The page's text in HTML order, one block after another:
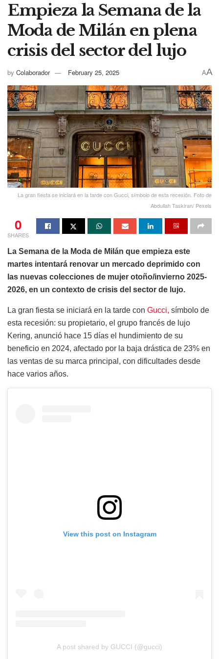
Empieza la Semana de la
Moda de Milán en plena
crisis del sector del lujo
by Colaborador February 25, 2025 AA
La gran fiesta se iniciará en la tarde con Gucci, símbolo de esta recesión. Foto de
Abdullah Taskiran/ Pexels
0
SHARES
La Semana de la Moda de Milán que empieza este
martes intentará renovar un mercado deprimido con
las nuevas colecciones de mujer otoño/invierno 2025-
2026, en un contexto de crisis del sector de lujo.
La gran fiesta se iniciará en la tarde con Gucci, símbolo de
esta recesión: su propietario, el grupo francés de lujo
Kering, anunció hace 15 días el hundimiento de su
beneficio en 2024, afectado por la baja drástica de 23% en
las ventas de su marca principal, con dificultades desde
hace varios años.
View this post on Instagram
A post shared by GUCCI (@gucci)